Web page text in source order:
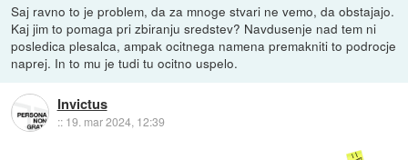
Saj ravno to je problem, da za mnoge stvari ne vemo, da obstajajo.
Kaj jim to pomaga pri zbiranju sredstev? Navdusenje nad tem ni
posledica plesalca, ampak ocitnega namena premakniti to podrocje
naprej. In to mu je tudi tu ocitno uspelo.
Invictus
:: 19. mar 2024, 12:39